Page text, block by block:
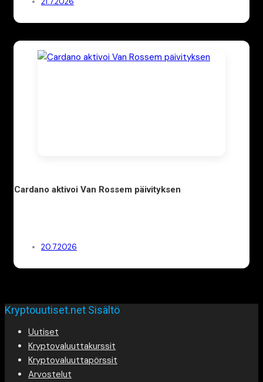
Cardano aktivoi Van Rossem päivityksen
20.7.2026
Kryptouutiset.net Sisältö
Uutiset
Kryptovaluuttakurssit
Kryptovaluuttapörssit
Arvostelut